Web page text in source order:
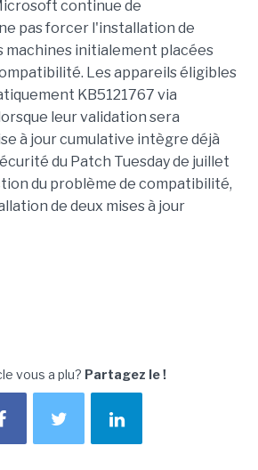
continue de
pas forcer l'installation de
machines initialement placées
Les appareils éligibles
KB5121767 via
leur validation sera
à jour cumulative intègre déjà
du Patch Tuesday de juillet
du problème de compatibilité,
de deux mises à jour
vous a plu? Partagez le !